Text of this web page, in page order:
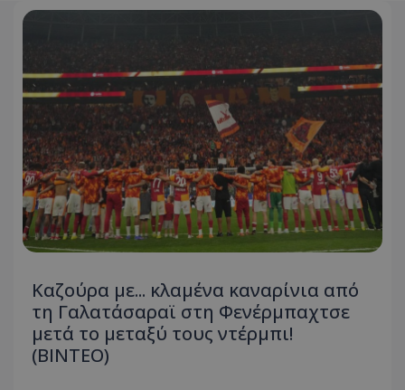
Καζούρα με... κλαμένα καναρίνια από
τη Γαλατάσαραϊ στη Φενέρμπαχτσε
μετά το μεταξύ τους ντέρμπι!
(ΒΙΝΤΕΟ)